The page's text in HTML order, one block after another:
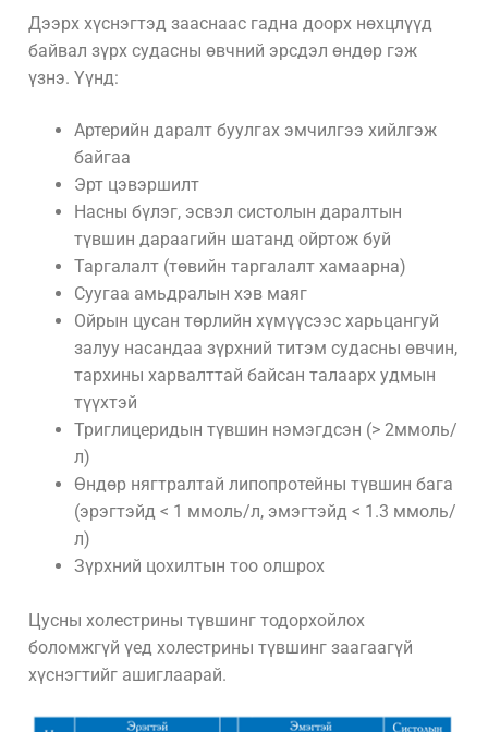
Дээрх хүснэгтэд зааснаас гадна доорх нөхцлүүд
байвал зүрх судасны өвчний эрсдэл өндөр гэж
үзнэ. Үүнд:
Артерийн даралт буулгах эмчилгээ хийлгэж
байгаа
Эрт цэвэршилт
Насны бүлэг, эсвэл систолын даралтын
түвшин дараагийн шатанд ойртож буй
Таргалалт (төвийн таргалалт хамаарна)
Суугаа амьдралын хэв маяг
Ойрын цусан төрлийн хүмүүсээс харьцангуй
залуу насандаа зүрхний титэм судасны өвчин,
тархины харвалттай байсан талаарх удмын
түүхтэй
Триглицеридын түвшин нэмэгдсэн (> 2ммоль/
л)
Өндөр нягтралтай липопротейны түвшин бага
(эрэгтэйд < 1 ммоль/л, эмэгтэйд < 1.3 ммоль/
л)
Зүрхний цохилтын тоо олшрох
Цусны холестрины түвшинг тодорхойлох
боломжгүй үед холестрины түвшинг заагаагүй
хүснэгтийг ашиглаарай.